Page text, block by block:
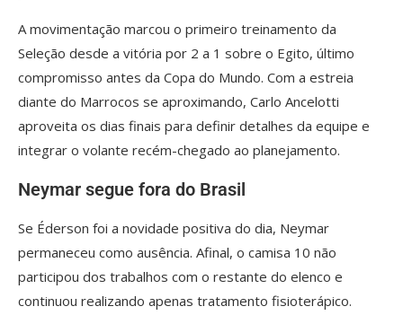
A movimentação marcou o primeiro treinamento da
Seleção desde a vitória por 2 a 1 sobre o Egito, último
compromisso antes da Copa do Mundo. Com a estreia
diante do Marrocos se aproximando, Carlo Ancelotti
aproveita os dias finais para definir detalhes da equipe e
integrar o volante recém-chegado ao planejamento.
Neymar segue fora do Brasil
Se Éderson foi a novidade positiva do dia, Neymar
permaneceu como ausência. Afinal, o camisa 10 não
participou dos trabalhos com o restante do elenco e
continuou realizando apenas tratamento fisioterápico.